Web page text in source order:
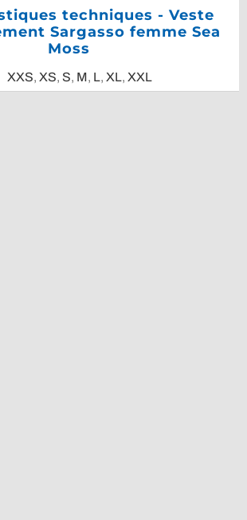
techniques - Veste
Sargasso femme Sea
Moss
XXS, XS, S, M, L, XL, XXL